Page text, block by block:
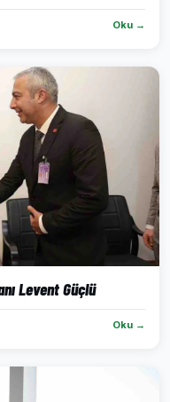
Oku →
Levent Güçlü
Oku →